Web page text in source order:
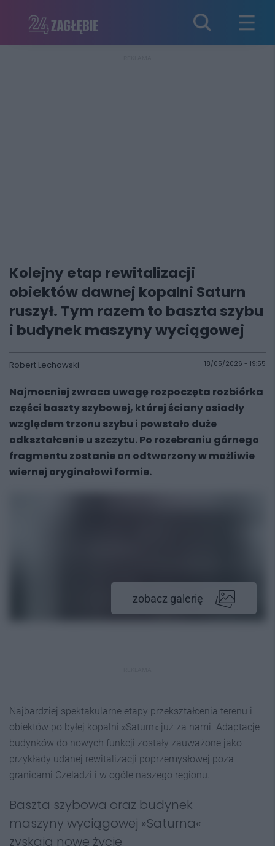
Kolejny etap rewitalizacji
obiektów dawnej kopalni Saturn
ruszył. Tym razem to baszta szybu
i budynek maszyny wyciągowej
Robert Lechowski 18/05/2026 - 19:55
Najmocniej zwraca uwagę rozpoczęta rozbiórka
części baszty szybowej, której ściany osiadły
względem trzonu szybu i powstało duże
odkształcenie u szczytu. Po rozebraniu górnego
fragmentu zostanie on odtworzony w możliwie
wiernej oryginałowi formie.
zobacz galerię
Najbardziej spektakularne etapy przekształcenia terenu i
obiektów po byłej kopalni »Saturn« już za nami. Adaptacje
budynków do nowych funkcji zostały zauważone jako
przykłady udanej rewitalizacji poprzemysłowej poza
granicami Czeladzi i w ogóle naszego regionu.
Baszta szybowa oraz budynek
maszyny wyciągowej »Saturna«
zyskają nowe życie